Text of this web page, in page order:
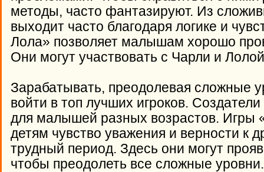
методы, часто фантазируют. Из
выходит часто благодаря логике и
Лола» позволяет малышам хорошо
Они могут участвовать с Чарли и
Зарабатывать, преодолевая сложные
войти в топ лучших игроков.
для малышей разных возрастов. Игры
детям чувство уважения и верности к
трудный период. Здесь они могут
чтобы преодолеть все сложные уровни.